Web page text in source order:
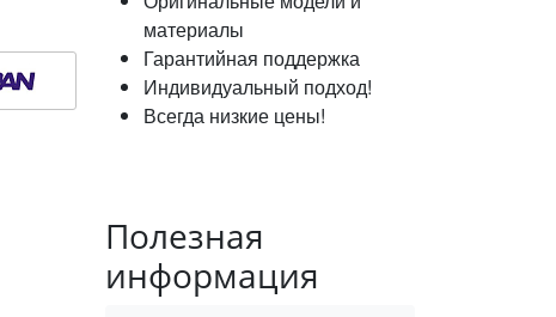
материалы
Гарантийная поддержка
Индивидуальный подход!
Всегда низкие цены!
Полезная
информация